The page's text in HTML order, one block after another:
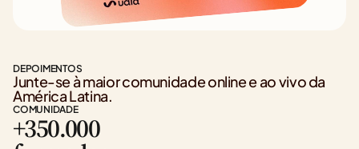
DEPOIMENTOS
Junte-se à maior comunidade online e ao vivo da
América Latina.
COMUNIDADE
+350.000